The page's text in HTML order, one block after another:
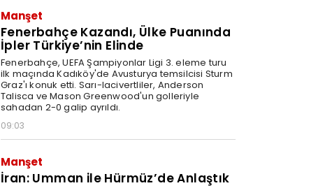
Manşet
Fenerbahçe Kazandı, Ülke Puanında
İpler Türkiye’nin Elinde
Fenerbahçe, UEFA Şampiyonlar Ligi 3. eleme turu
ilk maçında Kadıköy'de Avusturya temsilcisi Sturm
Graz'ı konuk etti. Sarı-lacivertliler, Anderson
Talisca ve Mason Greenwood'un golleriyle
sahadan 2-0 galip ayrıldı.
09:03
Manşet
İran: Umman ile Hürmüz’de Anlaştık